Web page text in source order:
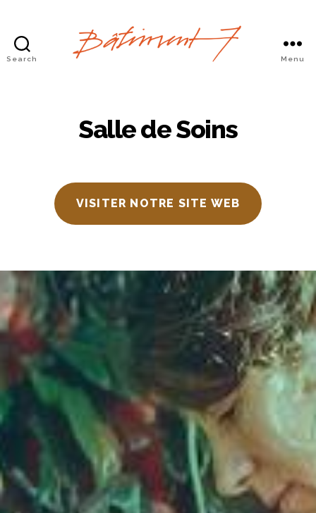
Search Menu
Salle de Soins
VISITER NOTRE SITE WEB